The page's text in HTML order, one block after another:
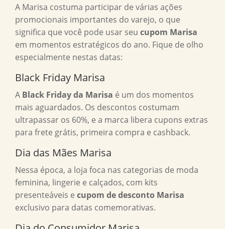
A Marisa costuma participar de várias ações
promocionais importantes do varejo, o que
significa que você pode usar seu cupom Marisa
em momentos estratégicos do ano. Fique de olho
especialmente nestas datas:
Black Friday Marisa
A Black Friday da Marisa é um dos momentos
mais aguardados. Os descontos costumam
ultrapassar os 60%, e a marca libera cupons extras
para frete grátis, primeira compra e cashback.
Dia das Mães Marisa
Nessa época, a loja foca nas categorias de moda
feminina, lingerie e calçados, com kits
presenteáveis e cupom de desconto Marisa
exclusivo para datas comemorativas.